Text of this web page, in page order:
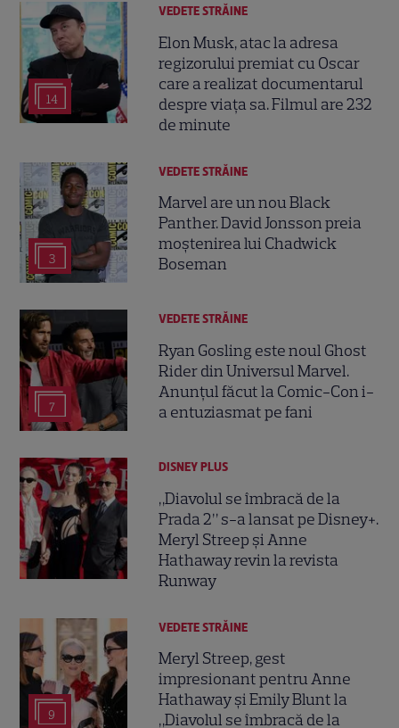
14
VEDETE STRĂINE
Elon Musk, atac la adresa
regizorului premiat cu Oscar
care a realizat documentarul
despre viața sa. Filmul are 232
de minute
3
VEDETE STRĂINE
Marvel are un nou Black
Panther. David Jonsson preia
moștenirea lui Chadwick
Boseman
7
VEDETE STRĂINE
Ryan Gosling este noul Ghost
Rider din Universul Marvel.
Anunțul făcut la Comic-Con i-
a entuziasmat pe fani
DISNEY PLUS
„Diavolul se îmbracă de la
Prada 2” s-a lansat pe Disney+.
Meryl Streep și Anne
Hathaway revin la revista
Runway
9
VEDETE STRĂINE
Meryl Streep, gest
impresionant pentru Anne
Hathaway și Emily Blunt la
„Diavolul se îmbracă de la